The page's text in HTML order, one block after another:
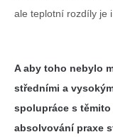
ale teplotní rozdíly je
A aby toho nebylo
středními a
spolupráce s
absolvování praxe